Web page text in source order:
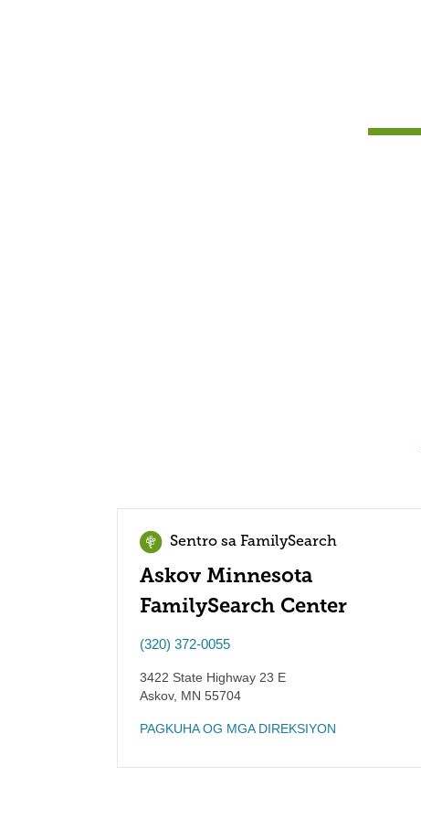
Sentro sa FamilySearch
Askov Minnesota
FamilySearch Center
(320) 372-0055
3422 State Highway 23 E
Askov, MN 55704
PAGKUHA OG MGA DIREKSIYON